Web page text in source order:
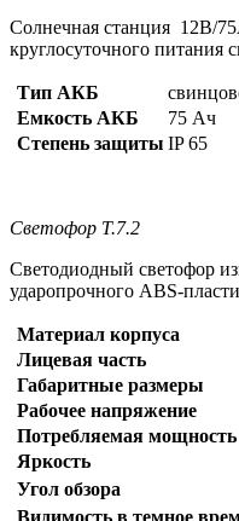
Солнечная станция 12В/
круглосуточного питания
Тип АКБ
Емкость АКБ
75 Ач
Степень защиты IP 65
Светофор Т.7.2
Светодиодный светофор
ударопрочного ABS-
Материал корпуса
Лицевая часть
Габаритные размеры
Рабочее напряжение
Потребляемая мощность
Яркость
Угол обзора